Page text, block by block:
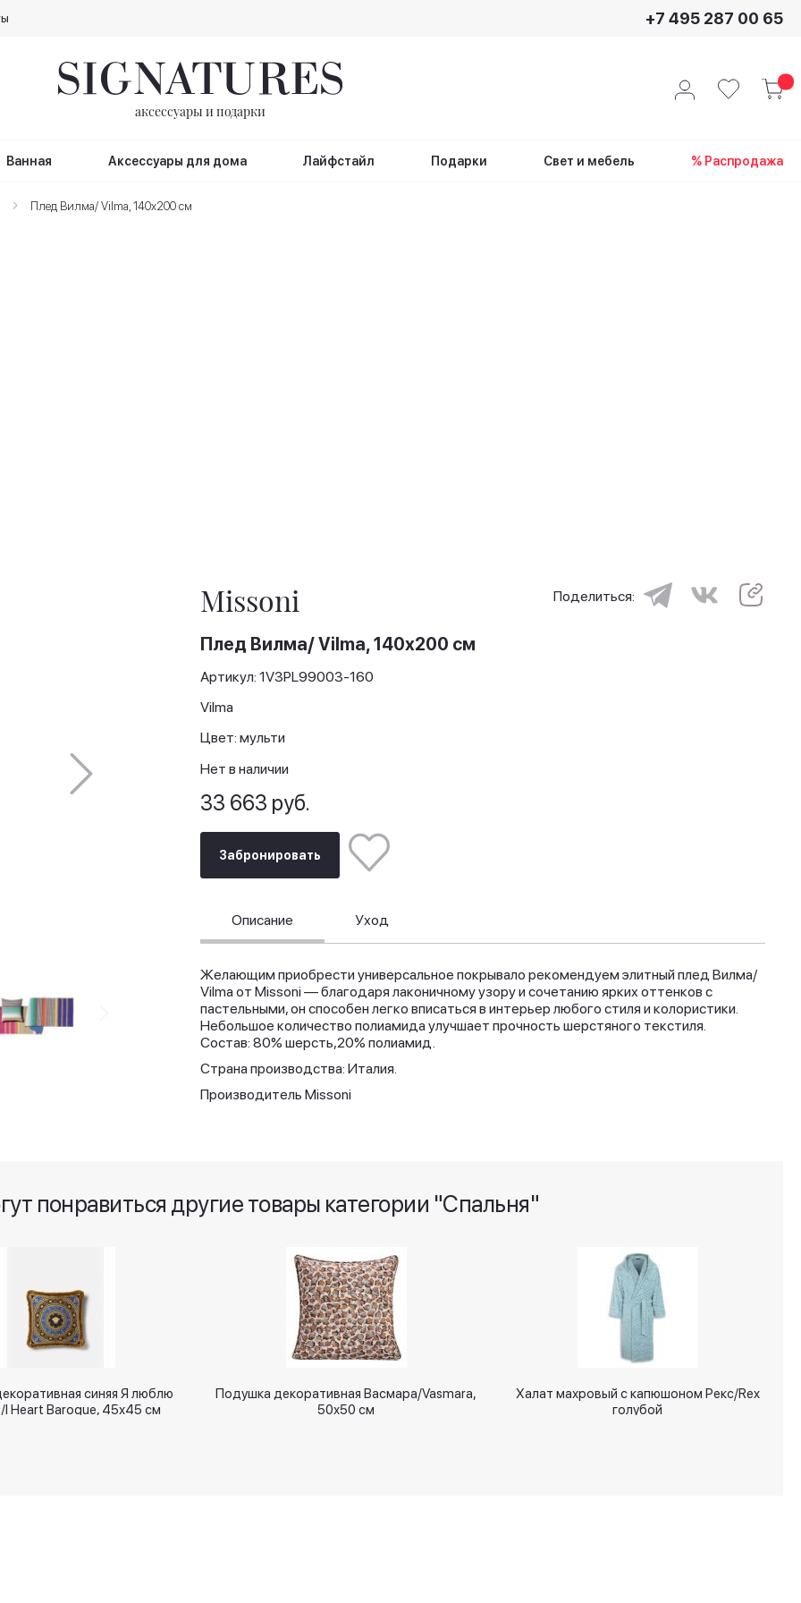
+7 495 287 00 65
аксессуары и подарки
Ванная Аксессуары для дома Лайфстайл Подарки Свет и мебель % Распродажа
Плед Вилма/ Vilma, 140х200 см
Поделиться:
Missoni
Плед Вилма/ Vilma, 140х200 см
Артикул: 1V3PL99003-160
Vilma
Цвет: мульти
Нет в наличии
33 663 руб.
Забронировать
Описание
Желающим приобрести универсальное покрывало рекомендуем элитный плед Вилма/
Vilma от Missoni — благодаря лаконичному узору и сочетанию ярких оттенков с
пастельными, он способен легко вписаться в интерьер любого стиля и колористики.
Небольшое количество полиамида улучшает прочность шерстяного текстиля.
Состав: 80% шерсть,20% полиамид.
Страна производства: Италия.
Производитель Missoni
Уход
понравиться другие товары категории "Спальня"
cиняя Я люблю
I Heart Baroque, 45х45 см
Подушка декоративная Васмара/Vasmara,
50х50 см
Халат махровый с капюшоном Рекс/Rex
голубой